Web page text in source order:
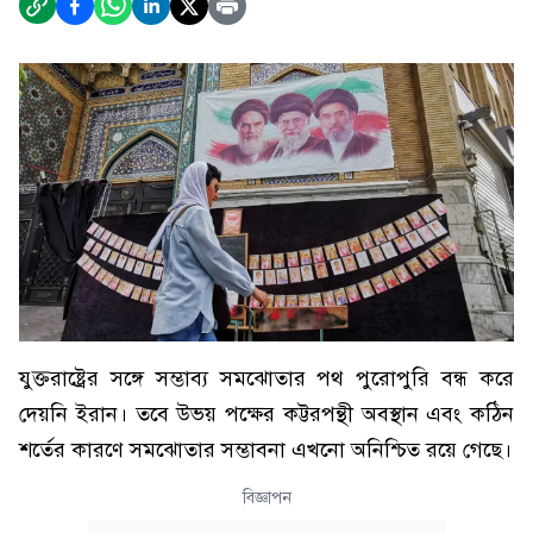
যুক্তরাষ্ট্রের সঙ্গে সম্ভাব্য সমঝোতার পথ পুরোপুরি বন্ধ করে
দেয়নি ইরান। তবে উভয় পক্ষের কট্টরপন্থী অবস্থান এবং কঠিন
শর্তের কারণে সমঝোতার সম্ভাবনা এখনো অনিশ্চিত রয়ে গেছে।
বিজ্ঞাপন